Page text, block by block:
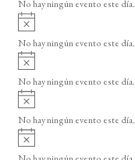
i
o
No hay ningún evento este día.
A
v
i
o
No hay ningún evento este día.
A
v
i
o
No hay ningún evento este día.
A
v
i
o
No hay ningún evento este día.
A
v